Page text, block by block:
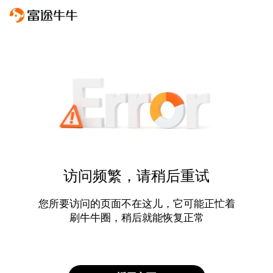
访问频繁，请稍后重试
您所要访问的页面不在这儿，它可能正忙着
刷牛牛圈，稍后就能恢复正常